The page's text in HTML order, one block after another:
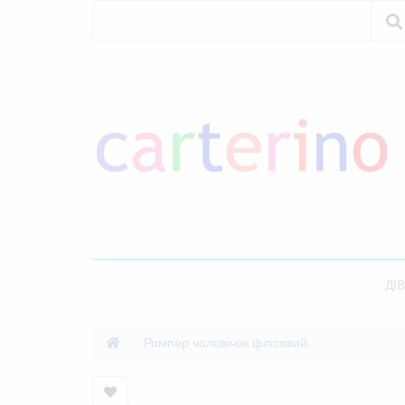
Ромпер чоловічок флісовий..